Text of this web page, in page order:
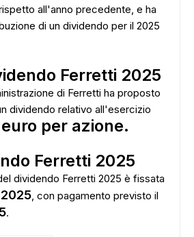
all'anno precedente, e ha
di un dividendo per il 2025
Ferretti 2025
di Ferretti ha proposto
dividendo relativo all'esercizio
euro per azione.
Ferretti 2025
dividendo Ferretti 2025 è fissata
, con pagamento previsto il
.